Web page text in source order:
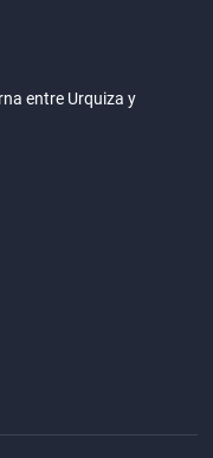
entre Urquiza y